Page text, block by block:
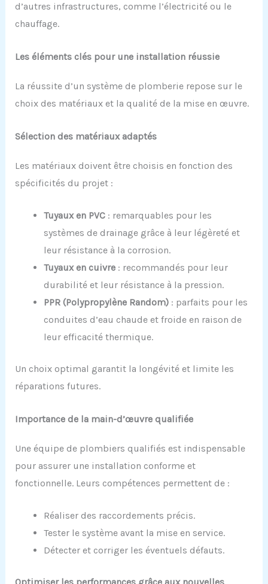
d’autres infrastructures, comme l’électricité ou le
chauffage.
Les éléments clés pour une installation réussie
La réussite d’un système de plomberie repose sur le
choix des matériaux et la qualité de la mise en œuvre.
Sélection des matériaux adaptés
Les matériaux doivent être choisis en fonction des
spécificités du projet :
Tuyaux en PVC: remarquables pour les
systèmes de drainage grâce à leur légèreté et
leur résistance à la corrosion.
Tuyaux en cuivre: recommandés pour leur
durabilité et leur résistance à la pression.
PPR (Polypropylène Random): parfaits pour les
conduites d’eau chaude et froide en raison de
leur efficacité thermique.
Un choix optimal garantit la longévité et limite les
réparations futures.
Importance de la main-d’œuvre qualifiée
Une équipe de plombiers qualifiés est indispensable
pour assurer une installation conforme et
fonctionnelle. Leurs compétences permettent de :
Réaliser des raccordements précis.
Tester le système avant la mise en service.
Détecter et corriger les éventuels défauts.